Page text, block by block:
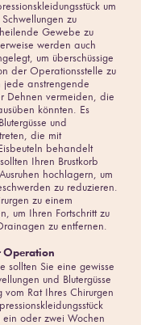
um
Schwellungen zu
Gewebe zu
werden auch
um überschüssige
der Operationsstelle zu
jede anstrengende
Dehnen vermeiden, die
könnten. Es
und
die mit
behandelt
Ihren Brustkorb
hochlagern, um
zu reduzieren.
zu einem
um Ihren Fortschritt zu
zu entfernen.
Operation
sollten Sie eine gewisse
und Blutergüsse
Rat Ihres Chirurgen
ein oder zwei Wochen